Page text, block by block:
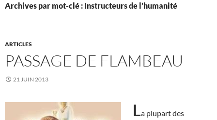
Archives par mot-clé : Instructeurs de l’humanité
ARTICLES
PASSAGE DE FLAMBEAU
21 JUIN 2013
La plupart des